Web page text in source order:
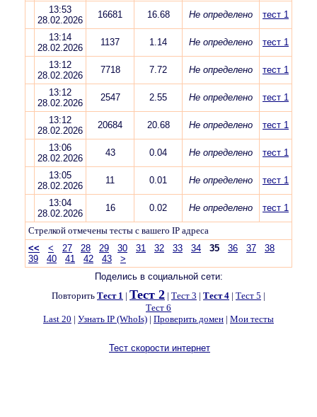
13:53
28.02.2026
16681 16.68 Не определено тест 1
13:14
28.02.2026
1137 1.14 Не определено тест 1
13:12
28.02.2026
7718 7.72 Не определено тест 1
13:12
28.02.2026
2547 2.55 Не определено тест 1
13:12
28.02.2026
20684 20.68 Не определено тест 1
13:06
28.02.2026
43 0.04 Не определено тест 1
13:05
28.02.2026
11 0.01 Не определено тест 1
13:04
28.02.2026
16 0.02 Не определено тест 1
Стрелкой отмечены тесты с вашего IP адреса
<<
< 27 28 29 30 31 32 33 34 35 36 37
38
39
40 41 42 43
>
Поделись в социальной сети:
Повторить Тест 1 | Тест 2 | Тест 3 | Тест 4 | Тест 5 |
Тест 6
Last 20 | Узнать IP (WhoIs) | Проверить домен | Мои тесты
Тест скорости интернет